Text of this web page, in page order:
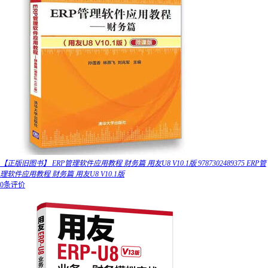
【正版旧图书】 ERP管理软件应用教程 财务篇 用友U8 V10.1版 9787302489375 ERP管
理软件应用教程 财务篇 用友U8 V10.1版
0条评价